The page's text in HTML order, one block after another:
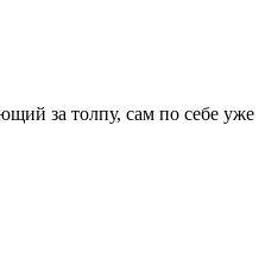
за толпу, сам по себе уже